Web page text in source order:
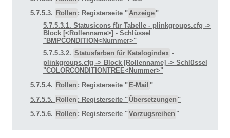
5.7.5.3. Rollen : Registerseite "Anzeige "
5.7.5.3.1. Statusicons für Tabelle - plinkgroups.cfg ->
Block [<Rollenname>] - Schlüssel
"BMPCONDITION<Nummer>"
5.7.5.3.2. Statusfarben für Katalogindex -
plinkgroups.cfg -> Block [Rollenname] -> Schlüssel
"COLORCONDITIONTREE<Nummer>"
5.7.5.4. Rollen : Registerseite " E-Mail "
5.7.5.5. Rollen : Registerseite "Übersetzungen "
5.7.5.6. Rollen : Registerseite "Vorzugsreihen "